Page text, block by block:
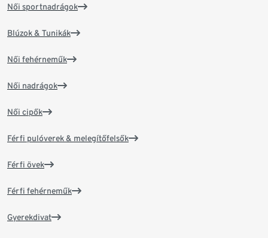
Női sportnadrágok
Blúzok & Tunikák
Női fehérneműk
Női nadrágok
Női cipők
Férfi pulóverek & melegítőfelsők
Férfi övek
Férfi fehérneműk
Gyerekdivat